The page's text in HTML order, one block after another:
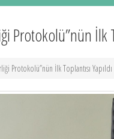
Protokolü”nün İlk
Protokolü”nün İlk Toplantısı Yapıldı